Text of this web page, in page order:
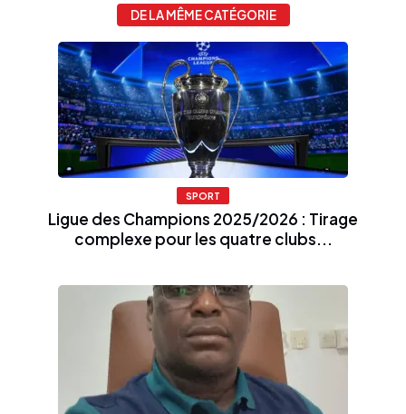
DE LA MÊME CATÉGORIE
SPORT
Ligue des Champions 2025/2026 : Tirage
complexe pour les quatre clubs...